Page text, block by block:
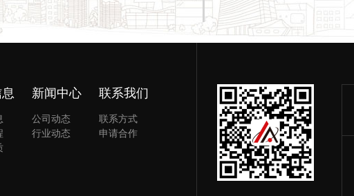
新闻中心
公司动态
行业动态
联系我们
联系方式
申请合作